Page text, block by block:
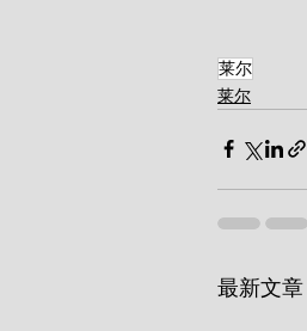
莱尔
莱尔
最新文章